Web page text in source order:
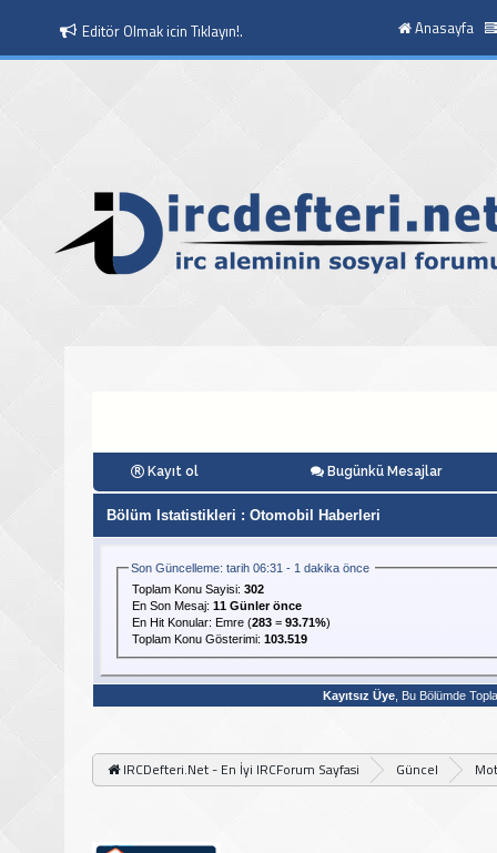
Editör Olmak icin Tıklayın!.
Moderatör Olmak icin Tıklayın!.
Anasayfa
Kayıt ol Bugünkü Mesajlar
Bölüm Istatistikleri : Otomobil Haberleri
Son Güncelleme: tarih 06:31 - 1 dakika önce
Toplam Konu Sayisi: 302
En Son Mesaj: 11 Günler önce
En Hit Konular: Emre (283 = 93.71%)
Toplam Konu Gösterimi: 103.519
Kayıtsız Üye, Bu Bölümde
IRCDefteri.Net - En İyi IRCForum Sayfasi Güncel